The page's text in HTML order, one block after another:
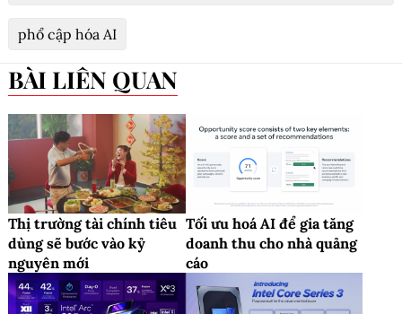
phổ cập hóa AI
BÀI LIÊN QUAN
Thị trường tài chính tiêu
dùng sẽ bước vào kỷ
nguyên mới
Tối ưu hoá AI để gia tăng
doanh thu cho nhà quảng
cáo